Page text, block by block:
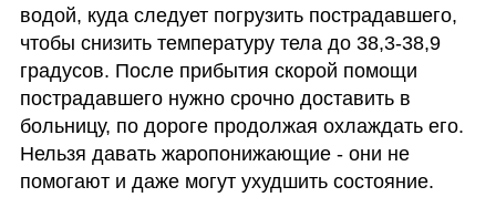
водой, куда следует погрузить пострадавшего,
чтобы снизить температуру тела до 38,3-38,9
градусов. После прибытия скорой помощи
пострадавшего нужно срочно доставить в
больницу, по дороге продолжая охлаждать его.
Нельзя давать жаропонижающие - они не
помогают и даже могут ухудшить состояние.